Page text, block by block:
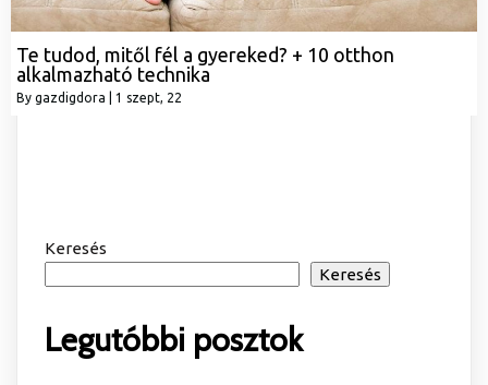
Te tudod, mitől fél a gyereked? + 10 otthon
alkalmazható technika
By gazdigdora 1 szept, 22
Keresés
Keresés
Legutóbbi posztok